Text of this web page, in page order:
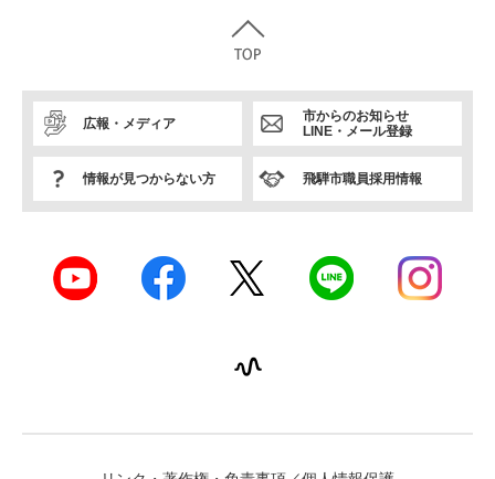
広報・メディア
市からのお知らせ
LINE・メール登録
情報が見つからない方 飛騨市職員採用情報